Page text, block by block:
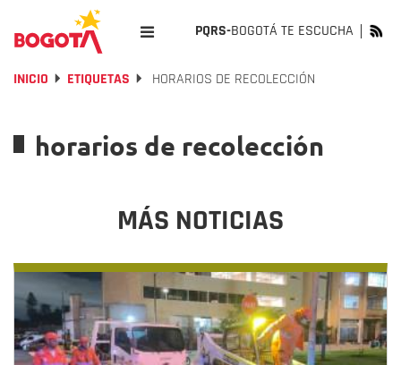
PQRS-BOGOTÁ TE ESCUCHA
INICIO ETIQUETAS HORARIOS DE RECOLECCIÓN
horarios de recolección
MÁS NOTICIAS